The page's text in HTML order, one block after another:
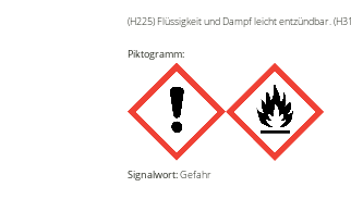
(H225) Flüssigkeit und Dampf leicht entzündbar.
Piktogramm:
Signalwort:Gefahr